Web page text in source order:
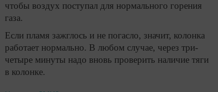
чтобы воздух поступал для нормального горения
газа.
Если пламя зажглось и не погасло, значит, колонка
работает нормально. В любом случае, через три-
четыре минуты надо вновь проверить наличие тяги
в колонке.